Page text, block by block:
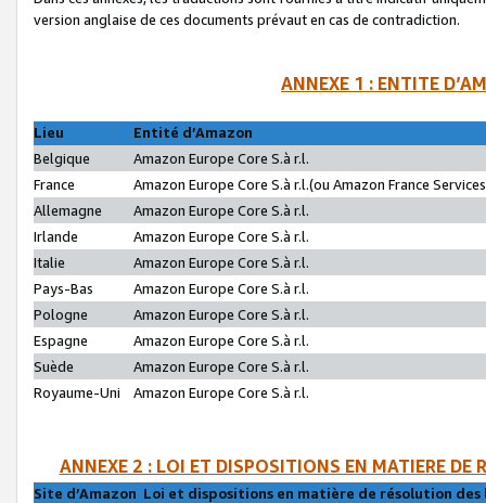
version anglaise de ces documents prévaut en cas de contradiction.
ANNEXE 1 : ENTITE
Lieu
Entité d’Amazon
Belgique
Amazon Europe Core S.à r.l.
France
Amazon Europe Core S.à r.l.(ou Amazon France
Allemagne
Amazon Europe Core S.à r.l.
Irlande
Amazon Europe Core S.à r.l.
Italie
Amazon Europe Core S.à r.l.
Pays-Bas
Amazon Europe Core S.à r.l.
Pologne
Amazon Europe Core S.à r.l.
Espagne
Amazon Europe Core S.à r.l.
Suède
Amazon Europe Core S.à r.l.
Royaume-Uni
Amazon Europe Core S.à r.l.
ANNEXE 2 : LOI ET DISPOSITIONS EN MATIERE DE
Site d’Amazon Loi et dispositions en matière de résolution